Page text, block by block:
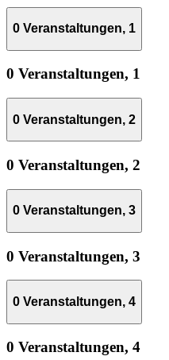
0 Veranstaltungen, 1
0 Veranstaltungen, 1
0 Veranstaltungen, 2
0 Veranstaltungen, 2
0 Veranstaltungen, 3
0 Veranstaltungen, 3
0 Veranstaltungen, 4
0 Veranstaltungen, 4